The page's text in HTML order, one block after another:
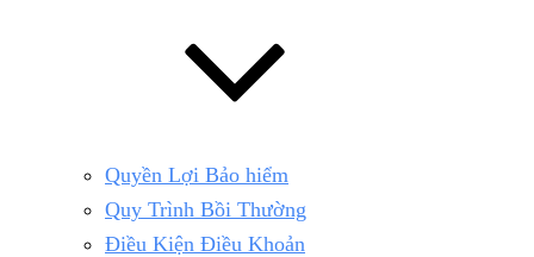
Quyền Lợi Bảo hiểm
Quy Trình Bồi Thường
Điều Kiện Điều Khoản